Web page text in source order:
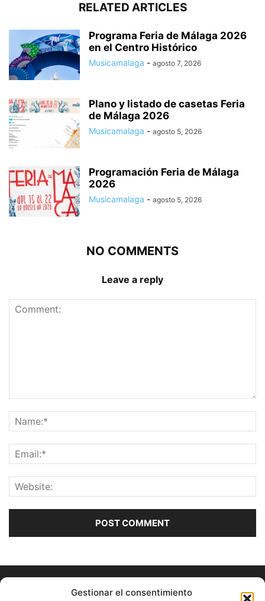
Gestionar el consentimiento
RELATED ARTICLES
Programa Feria de Málaga 2026
en el Centro Histórico
Musicamalaga - agosto 7, 2026
Plano y listado de casetas Feria
de Málaga 2026
Musicamalaga - agosto 5, 2026
Programación Feria de Málaga
2026
Musicamalaga - agosto 5, 2026
NO COMMENTS
Leave a reply